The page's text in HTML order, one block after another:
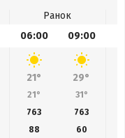
Ранок
06:00 09:00
21° 29°
21° 31°
763 763
88 60